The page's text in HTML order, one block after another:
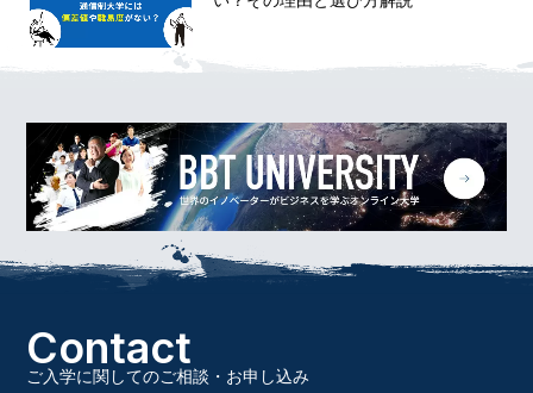
Contact
ご入学に関してのご相談・お申し込み